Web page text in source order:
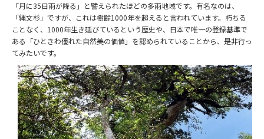
「月に35日雨が降る」と譬えられたほどの多雨地域です。有名なのは、
「縄文杉」ですが、これは樹齢1000年を超えると言われています。朽ちる
ことなく、1000年生き延びているという歴史や、日本で唯一の登録基準で
ある「ひときわ優れた自然美の価値」を認められていることから、是非行っ
てみたいです。